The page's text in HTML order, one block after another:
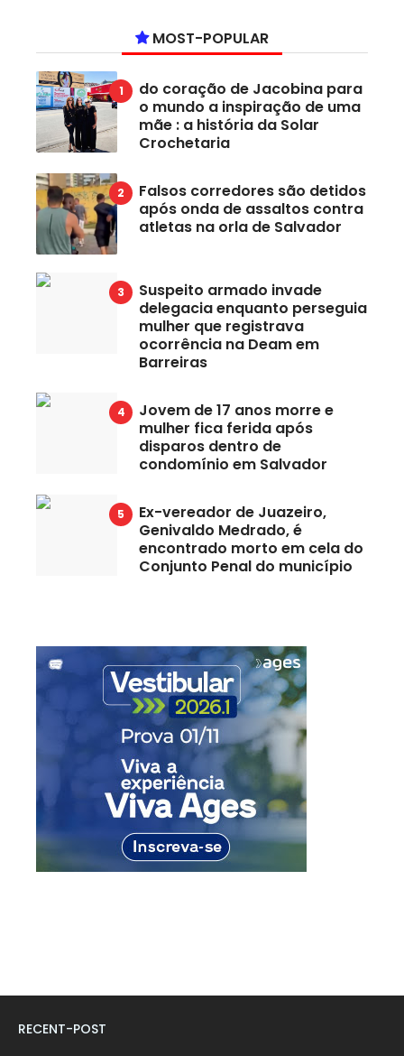
MOST-POPULAR
do coração de Jacobina para
o mundo a inspiração de uma
mãe : a história da Solar
Crochetaria
Falsos corredores são detidos
após onda de assaltos contra
atletas na orla de Salvador
Suspeito armado invade
delegacia enquanto perseguia
mulher que registrava
ocorrência na Deam em
Barreiras
Jovem de 17 anos morre e
mulher fica ferida após
disparos dentro de
condomínio em Salvador
Ex-vereador de Juazeiro,
Genivaldo Medrado, é
encontrado morto em cela do
Conjunto Penal do município
RECENT-POST